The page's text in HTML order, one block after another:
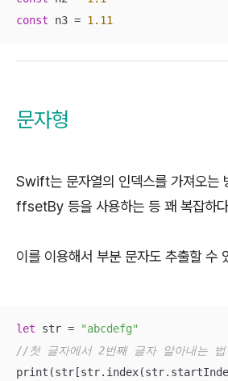
const n3 = 1.11
문자형
Swift는 문자열의 인덱스를 가져오
ffsetBy 등을 사용하는 등 꽤 복잡하
이를 이용해서 부분 문자도 추출할 수
let str =
"abcdefg"
//첫 글자에서 2번째 글자 알아내는 법